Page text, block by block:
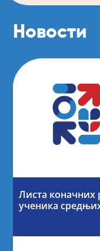
Новости
Листа коначних
ученика